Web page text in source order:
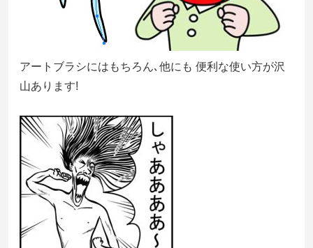
アートブラシにはもちろん､他にも 便利な使い方が沢
山あります!